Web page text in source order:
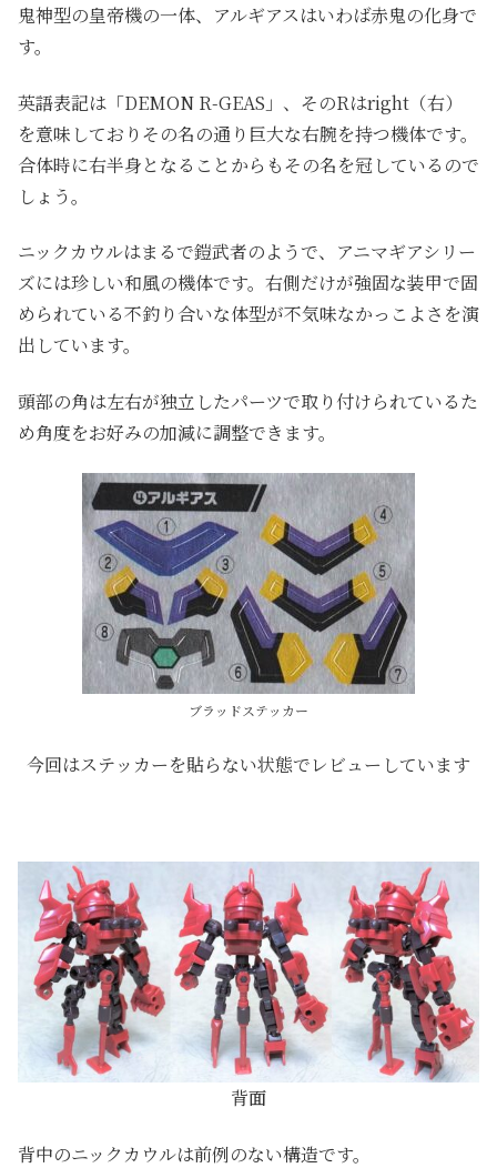
鬼神型の皇帝機の一体、アルギアスはいわば赤鬼の化身で
す。
英語表記は「DEMON R-GEAS」、そのRはright（右）
を意味しておりその名の通り巨大な右腕を持つ機体です。
合体時に右半身となることからもその名を冠しているので
しょう。
ニックカウルはまるで鎧武者のようで、アニマギアシリー
ズには珍しい和風の機体です。右側だけが強固な装甲で固
められている不釣り合いな体型が不気味なかっこよさを演
出しています。
頭部の角は左右が独立したパーツで取り付けられているた
め角度をお好みの加減に調整できます。
ブラッドステッカー
今回はステッカーを貼らない状態でレビューしています
背面
背中のニックカウルは前例のない構造です。